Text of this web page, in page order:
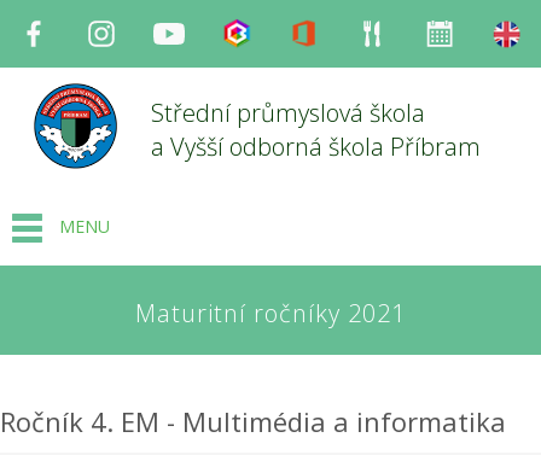
Facebook InstagramYoutube Bakaláři Office Strava
Střední průmyslová škola
a Vyšší odborná škola Příbram
MENU
Maturitní ročníky 2021
Ročník 4. EM - Multimédia a informatika